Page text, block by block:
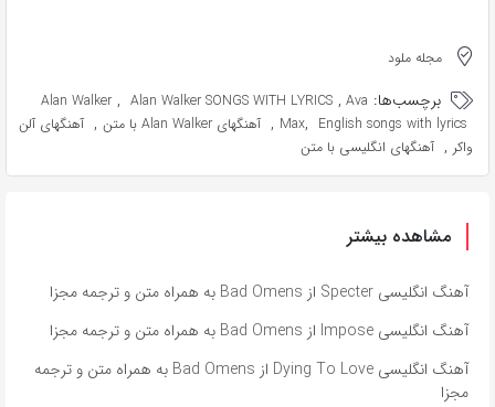
مجله ملود
برچسب‌ها: Alan Walker , Alan Walker SONGS WITH LYRICS , Ava
Max, English songs with lyrics
, آهنگهای Alan Walker با متن , آهنگهای آلن
واکر , آهنگهای انگلیسی با متن
مشاهده بیشتر
آهنگ انگلیسی Specter از Bad Omens به همراه متن و ترجمه مجزا
آهنگ انگلیسی Impose از Bad Omens به همراه متن و ترجمه مجزا
آهنگ انگلیسی Dying To Love از Bad Omens به همراه متن و ترجمه
مجزا